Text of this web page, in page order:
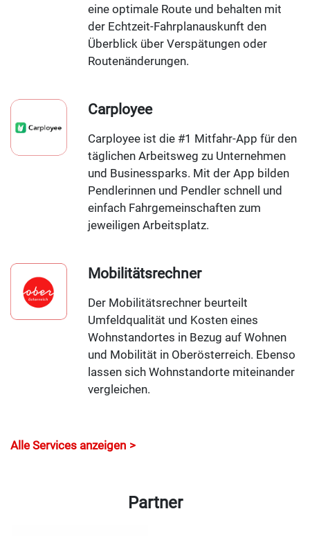
eine optimale Route und behalten mit
der Echtzeit-Fahrplanauskunft den
Überblick über Verspätungen oder
Routenänderungen.
Carployee
Carployee ist die #1 Mitfahr-App für den
täglichen Arbeitsweg zu Unternehmen
und Businessparks. Mit der App bilden
Pendlerinnen und Pendler schnell und
einfach Fahrgemeinschaften zum
jeweiligen Arbeitsplatz.
Mobilitätsrechner
Der Mobilitätsrechner beurteilt
Umfeldqualität und Kosten eines
Wohnstandortes in Bezug auf Wohnen
und Mobilität in Oberösterreich. Ebenso
lassen sich Wohnstandorte miteinander
vergleichen.
Alle Services anzeigen
Partner